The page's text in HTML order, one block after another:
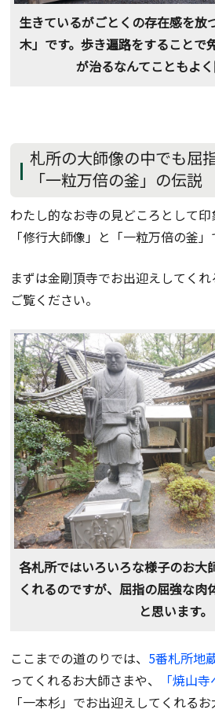
生きているがごとくの存在感を放
木」です。歩き遍路をすることで
が治るなんてこともよく
札所の大師像の中でも屈
「一粒万倍の釜」の伝説
わたし的なお寺の見どころとして
「修行大師像」と「一粒万倍の釜」
まずは金剛頂寺でお出迎えしてく
ご覧ください。
各札所ではいろいろな様子のお大
くれるのですが、屈指の屈強な肉
と思います。
ここまでの道のりでは、 5番札所地
ってくれるお大師さまや、
「焼山
「一本杉」でお出迎えしてくれるお